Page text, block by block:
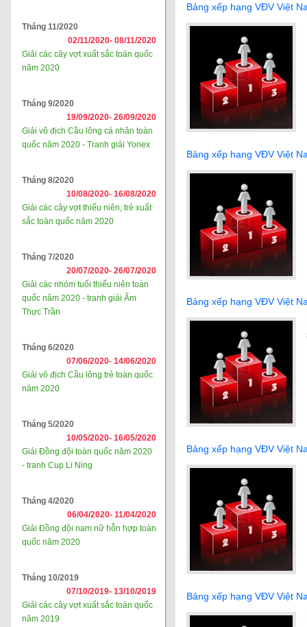
Tháng 11/2020
02/11/2020- 08/11/2020
Giải các cây vợt xuất sắc toàn quốc
năm 2020
Tháng 9/2020
19/09/2020- 26/09/2020
Giải vô địch Cầu lông cá nhân toàn
quốc năm 2020 - Tranh giải Yonex
Tháng 8/2020
10/08/2020- 16/08/2020
Giải các cây vợt thiếu niên, trẻ xuất
sắc toàn quốc năm 2020
Tháng 7/2020
20/07/2020- 26/07/2020
Giải các nhóm tuổi thiếu niên toàn
quốc năm 2020 - tranh giải Ẩm
Thực Trần
Tháng 6/2020
07/06/2020- 14/06/2020
Giải vô địch Cầu lông trẻ toàn quốc
năm 2020
Tháng 5/2020
10/05/2020- 16/05/2020
Giải Đồng đội toàn quốc năm 2020
- tranh Cup Li Ning
Tháng 4/2020
06/04/2020- 11/04/2020
Giải Đồng đội nam nữ hỗn hợp toàn
quốc năm 2020
Tháng 10/2019
07/10/2019- 13/10/2019
Giải các cây vợt xuất sắc toàn quốc
năm 2019
Bảng xếp hạng VĐV Việt
Bảng xếp hạng VĐV Việt
Bảng xếp hạng VĐV Việt
Bảng xếp hạng VĐV Việt
Bảng xếp hạng VĐV Việt